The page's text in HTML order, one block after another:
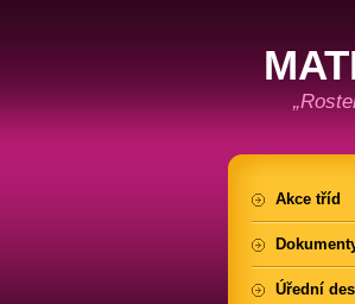
Akce tříd
Úřední